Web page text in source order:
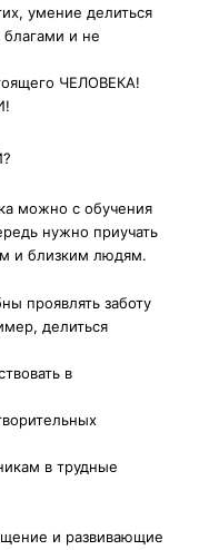
умение делиться
и не
ЧЕЛОВЕКА!
можно с обучения
нужно приучать
и близким людям.
проявлять заботу
делиться
в
в трудные
и развивающие